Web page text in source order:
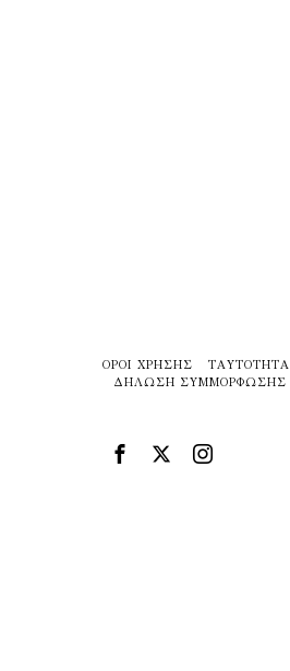
ΌΡΟΙ ΧΡΉΣΗΣ ΤΑΥΤΌΤΗΤΑ
ΔΉΛΩΣΗ ΣΥΜΜΌΡΦΩΣΗΣ